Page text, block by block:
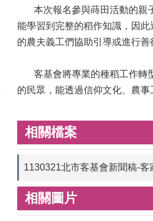
本次報名參與蒔田活動的親子
能學習到完整的稻作知識，因
的農夫義工們協助引導或進行
客基會將專業的種稻工作轉型
的民眾，能透過信仰文化、農
相關檔案
1130321北市客基會新聞稿-
相關圖片